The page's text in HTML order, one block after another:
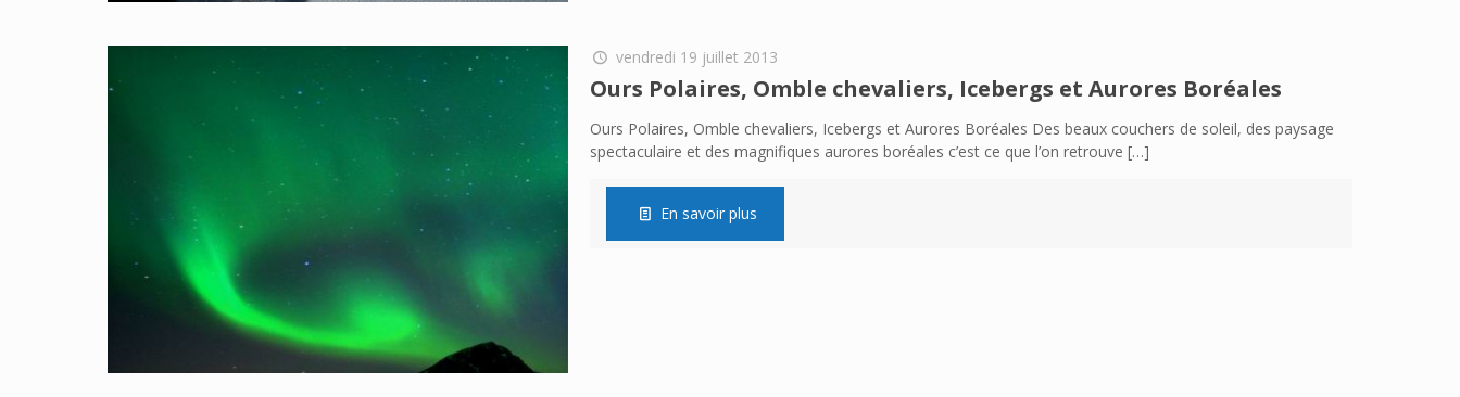
vendredi 19 juillet 2013
Ours Polaires, Omble chevaliers, Icebergs et Aurores Boréales
Ours Polaires, Omble chevaliers, Icebergs et Aurores Boréales Des beaux couchers de soleil, des paysage
spectaculaire et des magnifiques aurores boréales c’est ce que l’on retrouve […]
En savoir plus